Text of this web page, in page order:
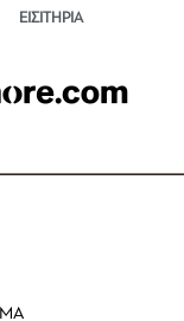
ΕΙΣΙΤΗΡΙΑ